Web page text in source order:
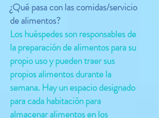
¿Qué pasa con las comidas/servicio
de alimentos?
Los huéspedes son responsables de
la preparación de alimentos para su
propio uso y pueden traer sus
propios alimentos durante la
semana. Hay un espacio designado
para cada habitación para
almacenar alimentos en los